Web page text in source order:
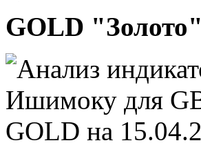
GOLD "Золото"